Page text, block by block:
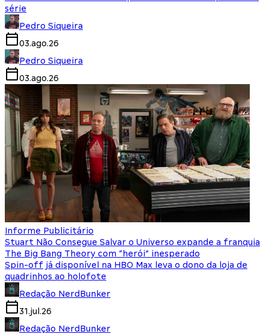
série
Pedro Siqueira
03.ago.26
Pedro Siqueira
03.ago.26
Informe Publicitário
Stuart Não Consegue Salvar o Universo expande a franquia
The Big Bang Theory com “herói” inesperado
Spin-off já disponível na HBO Max leva o dono da loja de
quadrinhos ao holofote
Redação NerdBunker
31.jul.26
Redação NerdBunker